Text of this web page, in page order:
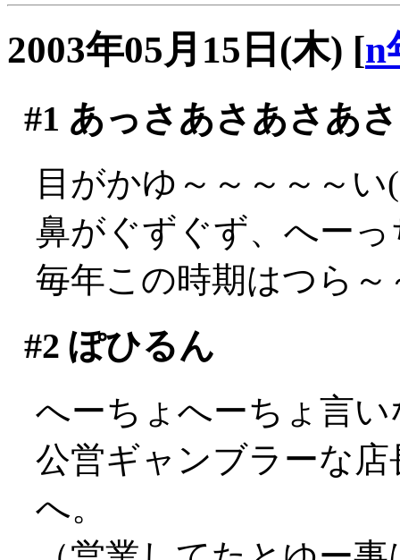
2003年05月15日(木) [n
#1 あっさあさあさあ
目がかゆ～～～～～い
鼻がぐずぐず、へー
毎年この時期はつら～
#2 ぽひるん
へーちょへーちょ言
公営ギャンブラーな
へ。